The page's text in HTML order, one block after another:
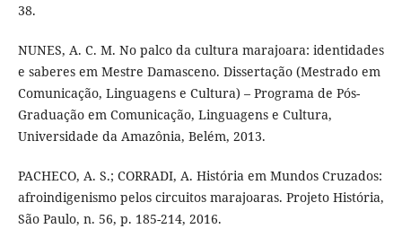
38.
NUNES, A. C. M. No palco da cultura marajoara: identidades
e saberes em Mestre Damasceno. Dissertação (Mestrado em
Comunicação, Linguagens e Cultura) – Programa de Pós-
Graduação em Comunicação, Linguagens e Cultura,
Universidade da Amazônia, Belém, 2013.
PACHECO, A. S.; CORRADI, A. História em Mundos Cruzados:
afroindigenismo pelos circuitos marajoaras. Projeto História,
São Paulo, n. 56, p. 185-214, 2016.